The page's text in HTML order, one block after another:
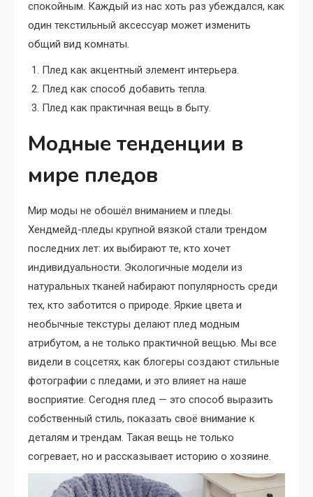
спокойным. Каждый из нас хоть раз убеждался, как
один текстильный аксессуар может изменить
общий вид комнаты.
Плед как акцентный элемент интерьера.
Плед как способ добавить тепла.
Плед как практичная вещь в быту.
Модные тенденции в
мире пледов
Мир моды не обошёл вниманием и пледы.
Хендмейд-пледы крупной вязкой стали трендом
последних лет: их выбирают те, кто хочет
индивидуальности. Экологичные модели из
натуральных тканей набирают популярность среди
тех, кто заботится о природе. Яркие цвета и
необычные текстуры делают плед модным
атрибутом, а не только практичной вещью. Мы все
видели в соцсетях, как блогеры создают стильные
фотографии с пледами, и это влияет на наше
восприятие. Сегодня плед — это способ выразить
собственный стиль, показать своё внимание к
деталям и трендам. Такая вещь не только
согревает, но и рассказывает историю о хозяине.